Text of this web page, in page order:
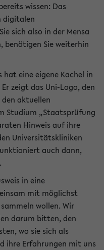
wissen: Das
digitalen
sich also in der Mensa
benötigen Sie weiterhin
eine eigene Kachel in
zeigt das Uni-Logo, den
aktuellen
Studium „Staatsprüfung
Hinweis auf ihre
Universitätskliniken
auch dann,
in eine
mit möglichst
wollen. Wir
darum bitten, den
wo sie sich als
ihre Erfahrungen mit uns